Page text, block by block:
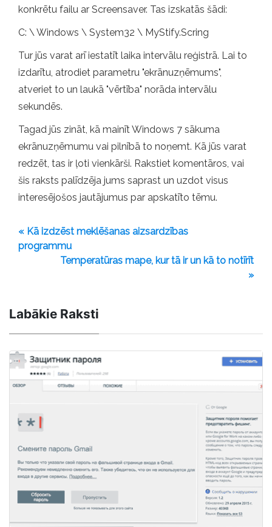
konkrētu failu ar Screensaver. Tas izskatās šādi:
C: \ Windows \ System32 \ MyStify.Scring
Tur jūs varat arī iestatīt laika intervālu reģistrā. Lai to
izdarītu, atrodiet parametru "ekrānuzņēmums",
atveriet to un laukā "vērtība" norāda intervālu
sekundēs.
Tagad jūs zināt, kā mainīt Windows 7 sākuma
ekrānuzņēmumu vai pilnībā to noņemt. Kā jūs varat
redzēt, tas ir ļoti vienkārši. Rakstiet komentāros, vai
šis raksts palīdzēja jums saprast un uzdot visus
interesējošos jautājumus par apskatīto tēmu.
« Kā izdzēst meklēšanas aizsardzības
programmu
Temperatūras mape, kur tā ir un kā to notīrīt
»
Labākie Raksti